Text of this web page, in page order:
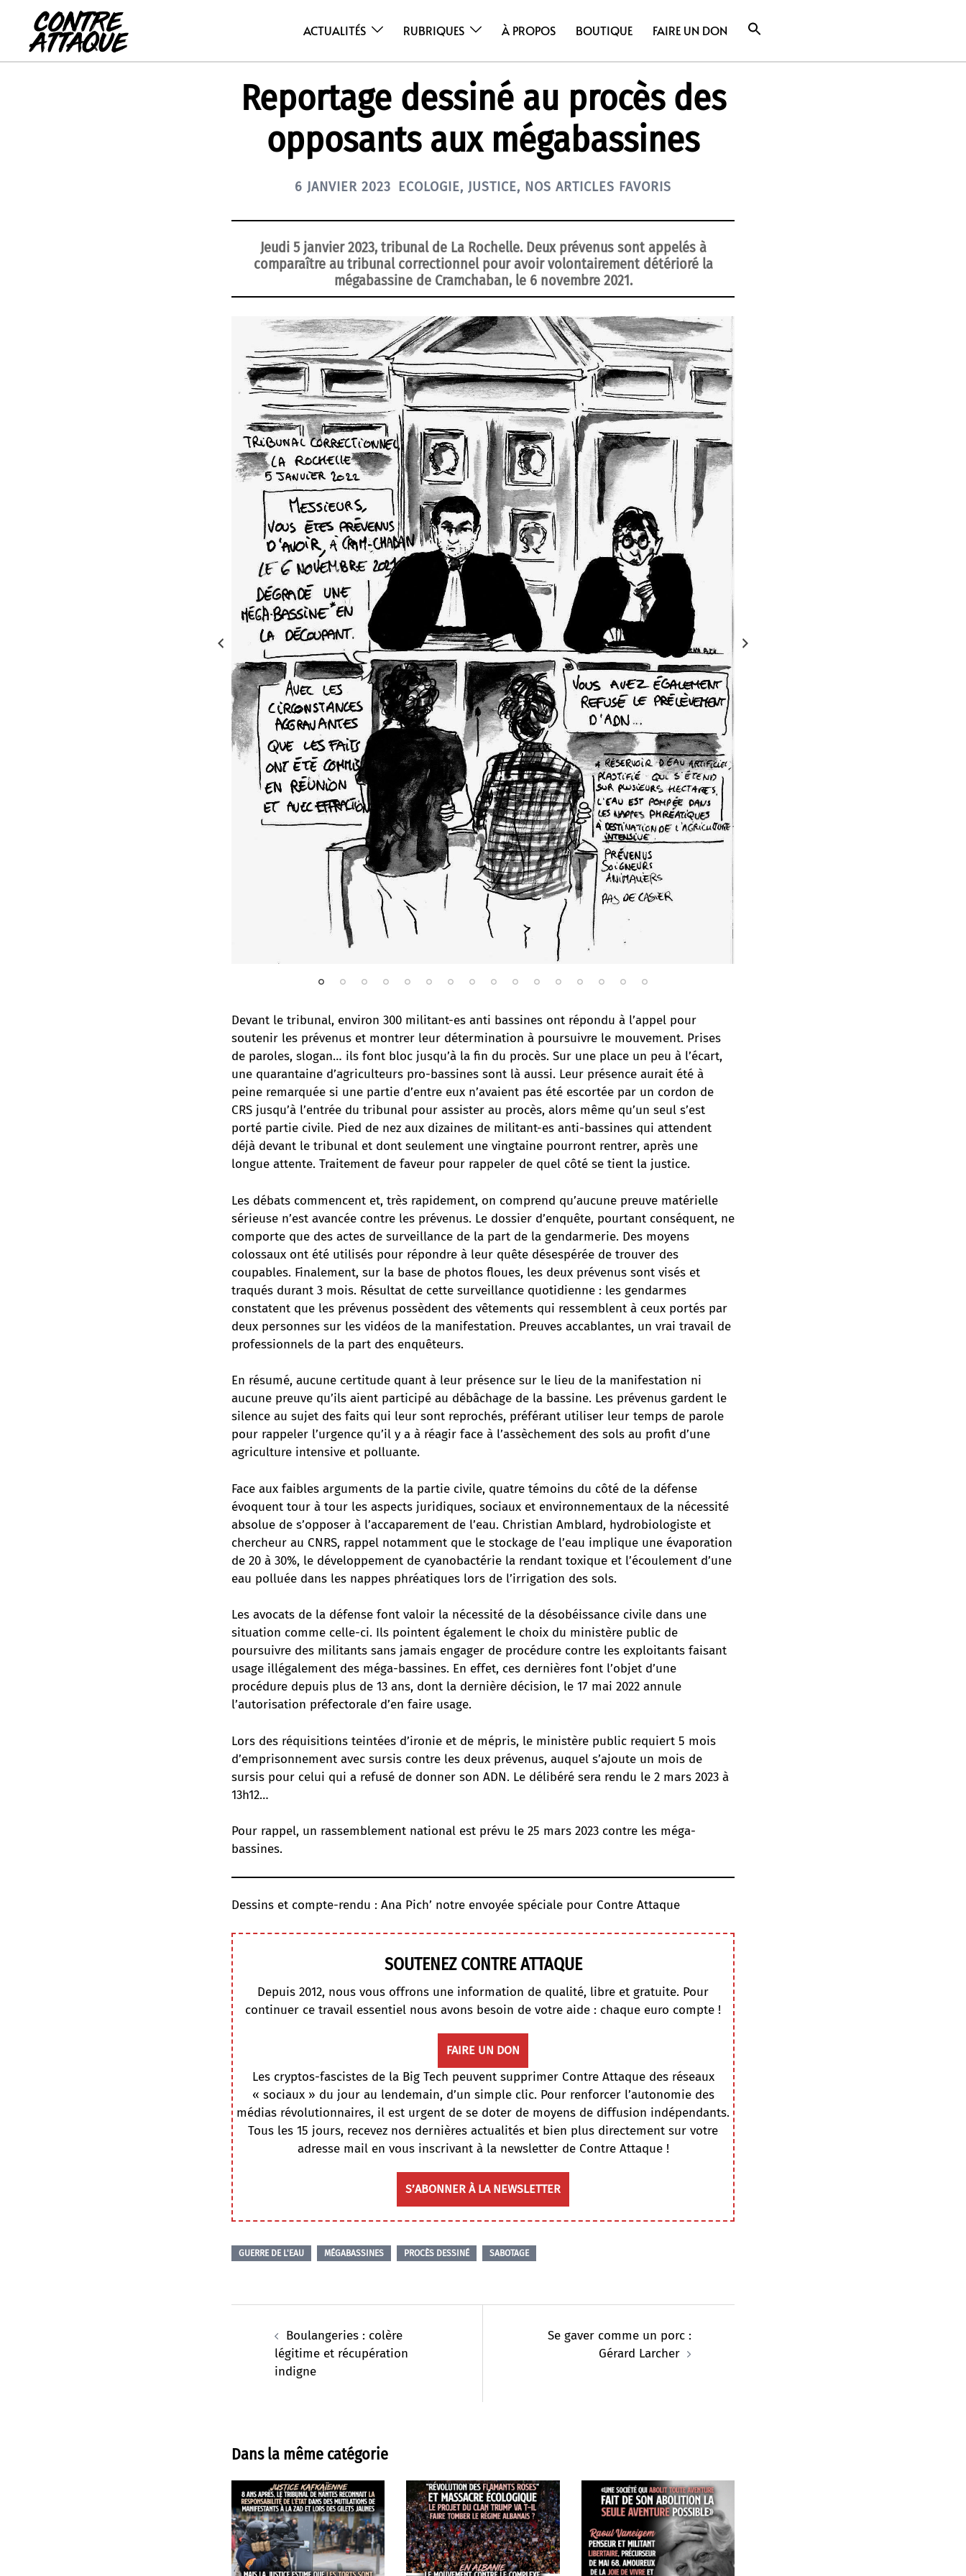
contenu
ACTUALITÉS RUBRIQUES À PROPOS BOUTIQUE FAIRE UN DON
Reportage dessiné au procès des
opposants aux mégabassines
6 JANVIER 2023 ECOLOGIE, JUSTICE, NOS ARTICLES FAVORIS
Jeudi 5 janvier 2023, tribunal de La Rochelle. Deux prévenus sont appelés à
comparaître au tribunal correctionnel pour avoir volontairement détérioré la
mégabassine de Cramchaban, le 6 novembre 2021.
Devant le tribunal, environ 300 militant-es anti bassines ont répondu à l’appel pour
soutenir les prévenus et montrer leur détermination à poursuivre le mouvement. Prises
de paroles, slogan… ils font bloc jusqu’à la fin du procès. Sur une place un peu à l’écart,
une quarantaine d’agriculteurs pro-bassines sont là aussi. Leur présence aurait été à
peine remarquée si une partie d’entre eux n’avaient pas été escortée par un cordon de
CRS jusqu’à l’entrée du tribunal pour assister au procès, alors même qu’un seul s’est
porté partie civile. Pied de nez aux dizaines de militant-es anti-bassines qui attendent
déjà devant le tribunal et dont seulement une vingtaine pourront rentrer, après une
longue attente. Traitement de faveur pour rappeler de quel côté se tient la justice.
Les débats commencent et, très rapidement, on comprend qu’aucune preuve matérielle
sérieuse n’est avancée contre les prévenus. Le dossier d’enquête, pourtant conséquent, ne
comporte que des actes de surveillance de la part de la gendarmerie. Des moyens
colossaux ont été utilisés pour répondre à leur quête désespérée de trouver des
coupables. Finalement, sur la base de photos floues, les deux prévenus sont visés et
traqués durant 3 mois. Résultat de cette surveillance quotidienne : les gendarmes
constatent que les prévenus possèdent des vêtements qui ressemblent à ceux portés par
deux personnes sur les vidéos de la manifestation. Preuves accablantes, un vrai travail de
professionnels de la part des enquêteurs.
En résumé, aucune certitude quant à leur présence sur le lieu de la manifestation ni
aucune preuve qu’ils aient participé au débâchage de la bassine. Les prévenus gardent le
silence au sujet des faits qui leur sont reprochés, préférant utiliser leur temps de parole
pour rappeler l’urgence qu’il y a à réagir face à l’assèchement des sols au profit d’une
agriculture intensive et polluante.
Face aux faibles arguments de la partie civile, quatre témoins du côté de la défense
évoquent tour à tour les aspects juridiques, sociaux et environnementaux de la nécessité
absolue de s’opposer à l’accaparement de l’eau. Christian Amblard, hydrobiologiste et
chercheur au CNRS, rappel notamment que le stockage de l’eau implique une évaporation
de 20 à 30%, le développement de cyanobactérie la rendant toxique et l’écoulement d’une
eau polluée dans les nappes phréatiques lors de l’irrigation des sols.
Les avocats de la défense font valoir la nécessité de la désobéissance civile dans une
situation comme celle-ci. Ils pointent également le choix du ministère public de
poursuivre des militants sans jamais engager de procédure contre les exploitants faisant
usage illégalement des méga-bassines. En effet, ces dernières font l’objet d’une
procédure depuis plus de 13 ans, dont la dernière décision, le 17 mai 2022 annule
l’autorisation préfectorale d’en faire usage.
Lors des réquisitions teintées d’ironie et de mépris, le ministère public requiert 5 mois
d’emprisonnement avec sursis contre les deux prévenus, auquel s’ajoute un mois de
sursis pour celui qui a refusé de donner son ADN. Le délibéré sera rendu le 2 mars 2023 à
13h12…
Pour rappel, un rassemblement national est prévu le 25 mars 2023 contre les méga-
bassines.
Dessins et compte-rendu : Ana Pich’ notre envoyée spéciale pour Contre Attaque
SOUTENEZ CONTRE ATTAQUE
Depuis 2012, nous vous offrons une information de qualité, libre et gratuite. Pour
continuer ce travail essentiel nous avons besoin de votre aide : chaque euro compte !
FAIRE UN DON
Les cryptos-fascistes de la Big Tech peuvent supprimer Contre Attaque des réseaux
« sociaux » du jour au lendemain, d’un simple clic. Pour renforcer l’autonomie des
médias révolutionnaires, il est urgent de se doter de moyens de diffusion indépendants.
Tous les 15 jours, recevez nos dernières actualités et bien plus directement sur votre
adresse mail en vous inscrivant à la newsletter de Contre Attaque !
S’ABONNER À LA NEWSLETTER
GUERRE DE L'EAU MÉGABASSINES PROCÈS DESSINÉ SABOTAGE
d’articleBoulangeries : colère
légitime et récupération
indigne
Se gaver comme un porc :
Gérard Larcher
Dans la même catégorie